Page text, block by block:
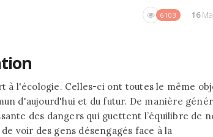
6103 16
à l'écologie. Celles-ci ont toutes le même
d'aujourd'hui et du futur. De manière
des dangers qui guettent l’équilibre de
voir des gens désengagés face à la